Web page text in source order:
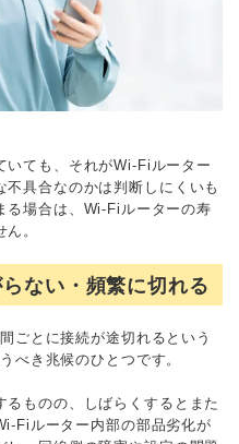
いても、それがWi-Fiルーター
具合なのかは判断しにくいも
る場合は、Wi-Fiルーターの寿
。
ない・頻繁に切れる
ごとに接続が途切れるという
べき兆候のひとつです。
ものの、しばらくするとまた
Fiルーター内部の部品劣化が